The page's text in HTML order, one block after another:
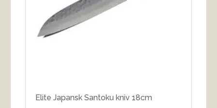
Elite Japansk Santoku kniv 18cm